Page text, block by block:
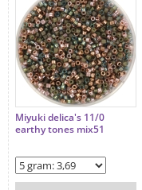
Miyuki delica's 11/0
earthy tones mix51